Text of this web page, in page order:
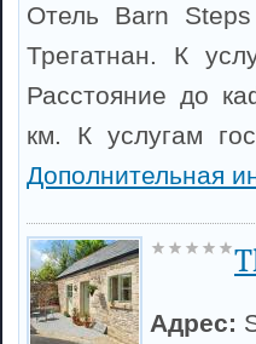
Отель Barn
Трегатнан. К
Расстояние до
км. К услугам
Дополнительная
Адрес: